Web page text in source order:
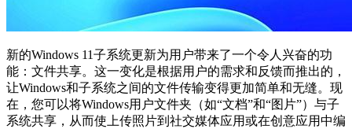
新的Windows 11子系统更新为用户带来了一个令人兴奋的功
能：文件共享。这一变化是根据用户的需求和反馈而推出的，
让Windows和子系统之间的文件传输变得更加简单和无缝。现
在，您可以将Windows用户文件夹（如“文档”和“图片”）与子
系统共享，从而使上传照片到社交媒体应用或在创意应用中编